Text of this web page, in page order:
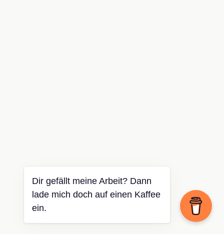
Dir gefällt meine Arbeit? Dann
lade mich doch auf einen Kaffee
ein.